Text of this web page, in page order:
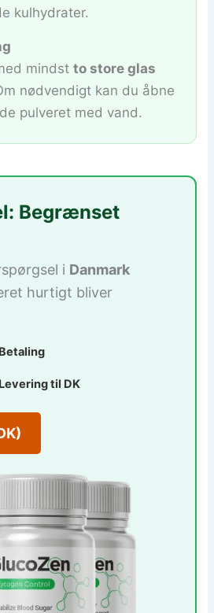
kulhydrater.
mindstto store glas
nødvendigt kan du åbne
pulveret med vand.
Begrænset
i Danmark
hurtigt bliver
til DK